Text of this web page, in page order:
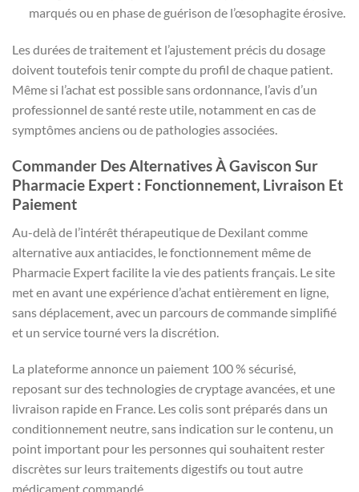
marqués ou en phase de guérison de l’œsophagite érosive.
Les durées de traitement et l’ajustement précis du dosage
doivent toutefois tenir compte du profil de chaque patient.
Même si l’achat est possible sans ordonnance, l’avis d’un
professionnel de santé reste utile, notamment en cas de
symptômes anciens ou de pathologies associées.
Commander Des Alternatives À Gaviscon Sur
Pharmacie Expert : Fonctionnement, Livraison Et
Paiement
Au-delà de l’intérêt thérapeutique de Dexilant comme
alternative aux antiacides, le fonctionnement même de
Pharmacie Expert facilite la vie des patients français. Le site
met en avant une expérience d’achat entièrement en ligne,
sans déplacement, avec un parcours de commande simplifié
et un service tourné vers la discrétion.
La plateforme annonce un paiement 100 % sécurisé,
reposant sur des technologies de cryptage avancées, et une
livraison rapide en France. Les colis sont préparés dans un
conditionnement neutre, sans indication sur le contenu, un
point important pour les personnes qui souhaitent rester
discrètes sur leurs traitements digestifs ou tout autre
médicament commandé.